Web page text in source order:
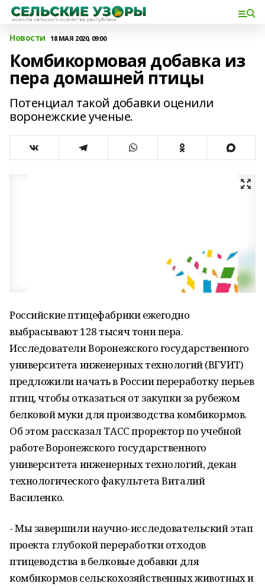
Новости 18 МАЯ 2020, 09:00
Комбикормовая добавка из
пера домашней птицы
Потенциал такой добавки оценили
воронежские ученые.
Российские птицефабрики ежегодно
выбрасывают 128 тысяч тонн пера.
Исследователи Воронежского государственного
университета инженерных технологий (ВГУИТ)
предложили начать в России переработку перьев
птиц, чтобы отказаться от закупки за рубежом
белковой муки для производства комбикормов.
Об этом рассказал ТАСС проректор по учебной
работе Воронежского государственного
университета инженерных технологий, декан
технологического факультета Виталий
Василенко.
- Мы завершили научно-исследовательский этап
проекта глубокой переработки отходов
птицеводства в белковые добавки для
комбикормов сельскохозяйственных животных и